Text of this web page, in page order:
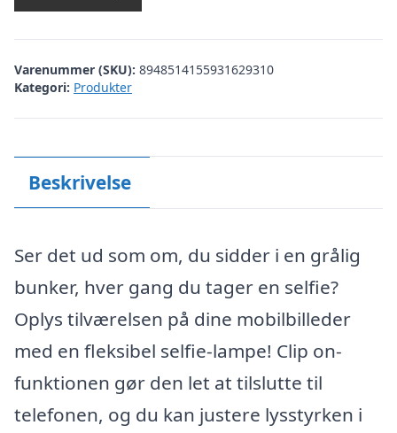
Varenummer (SKU): 8948514155931629310
Kategori: Produkter
Beskrivelse
Ser det ud som om, du sidder i en grålig
bunker, hver gang du tager en selfie?
Oplys tilværelsen på dine mobilbilleder
med en fleksibel selfie-lampe! Clip on-
funktionen gør den let at tilslutte til
telefonen, og du kan justere lysstyrken i